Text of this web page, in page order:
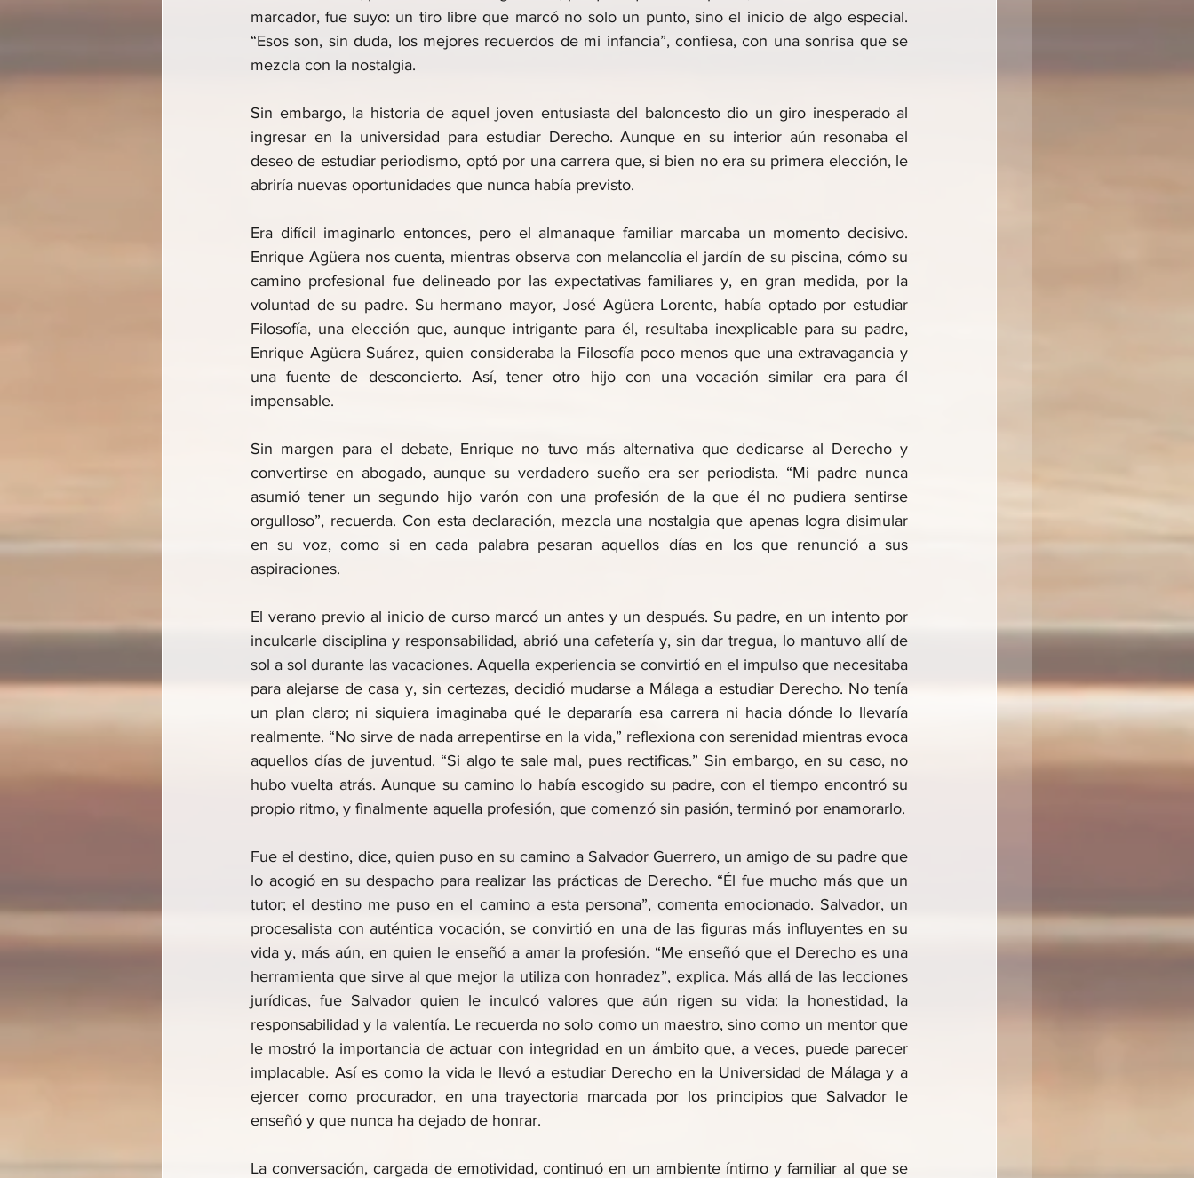
marcador, fue suyo: un tiro libre que marcó no solo un punto, sino el inicio de algo especial.
“Esos son, sin duda, los mejores recuerdos de mi infancia”, confiesa, con una sonrisa que se
mezcla con la nostalgia.
Sin embargo, la historia de aquel joven entusiasta del baloncesto dio un giro inesperado al
ingresar en la universidad para estudiar Derecho. Aunque en su interior aún resonaba el
deseo de estudiar periodismo, optó por una carrera que, si bien no era su primera elección, le
abriría nuevas oportunidades que nunca había previsto.
Era difícil imaginarlo entonces, pero el almanaque familiar marcaba un momento decisivo.
Enrique Agüera nos cuenta, mientras observa con melancolía el jardín de su piscina, cómo su
camino profesional fue delineado por las expectativas familiares y, en gran medida, por la
voluntad de su padre. Su hermano mayor, José Agüera Lorente, había optado por estudiar
Filosofía, una elección que, aunque intrigante para él, resultaba inexplicable para su padre,
Enrique Agüera Suárez, quien consideraba la Filosofía poco menos que una extravagancia y
una fuente de desconcierto. Así, tener otro hijo con una vocación similar era para él
impensable.
Sin margen para el debate, Enrique no tuvo más alternativa que dedicarse al Derecho y
convertirse en abogado, aunque su verdadero sueño era ser periodista. “Mi padre nunca
asumió tener un segundo hijo varón con una profesión de la que él no pudiera sentirse
orgulloso”, recuerda. Con esta declaración, mezcla una nostalgia que apenas logra disimular
en su voz, como si en cada palabra pesaran aquellos días en los que renunció a sus
aspiraciones.
El verano previo al inicio de curso marcó un antes y un después. Su padre, en un intento por
inculcarle disciplina y responsabilidad, abrió una cafetería y, sin dar tregua, lo mantuvo allí de
sol a sol durante las vacaciones. Aquella experiencia se convirtió en el impulso que necesitaba
para alejarse de casa y, sin certezas, decidió mudarse a Málaga a estudiar Derecho. No tenía
un plan claro; ni siquiera imaginaba qué le depararía esa carrera ni hacia dónde lo llevaría
realmente. “No sirve de nada arrepentirse en la vida,” reflexiona con serenidad mientras evoca
aquellos días de juventud. “Si algo te sale mal, pues rectificas.” Sin embargo, en su caso, no
hubo vuelta atrás. Aunque su camino lo había escogido su padre, con el tiempo encontró su
propio ritmo, y finalmente aquella profesión, que comenzó sin pasión, terminó por enamorarlo.
Fue el destino, dice, quien puso en su camino a Salvador Guerrero, un amigo de su padre que
lo acogió en su despacho para realizar las prácticas de Derecho. “Él fue mucho más que un
tutor; el destino me puso en el camino a esta persona”, comenta emocionado. Salvador, un
procesalista con auténtica vocación, se convirtió en una de las figuras más influyentes en su
vida y, más aún, en quien le enseñó a amar la profesión. “Me enseñó que el Derecho es una
herramienta que sirve al que mejor la utiliza con honradez”, explica. Más allá de las lecciones
jurídicas, fue Salvador quien le inculcó valores que aún rigen su vida: la honestidad, la
responsabilidad y la valentía. Le recuerda no solo como un maestro, sino como un mentor que
le mostró la importancia de actuar con integridad en un ámbito que, a veces, puede parecer
implacable. Así es como la vida le llevó a estudiar Derecho en la Universidad de Málaga y a
ejercer como procurador, en una trayectoria marcada por los principios que Salvador le
enseñó y que nunca ha dejado de honrar.
La conversación, cargada de emotividad, continuó en un ambiente íntimo y familiar al que se